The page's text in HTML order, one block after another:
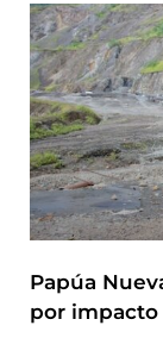
Papúa
por impacto